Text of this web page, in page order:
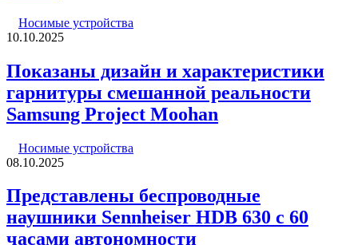
Носимые устройства
10.10.2025
Показаны дизайн и характеристики
гарнитуры смешанной реальности
Samsung Project Moohan
Носимые устройства
08.10.2025
Представлены беспроводные
наушники Sennheiser HDB 630 с 60
часами автономности